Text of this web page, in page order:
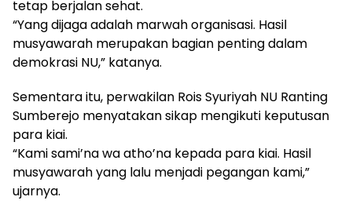
tetap berjalan sehat.
“Yang dijaga adalah marwah organisasi. Hasil
musyawarah merupakan bagian penting dalam
demokrasi NU,” katanya.
Sementara itu, perwakilan Rois Syuriyah NU Ranting
Sumberejo menyatakan sikap mengikuti keputusan
para kiai.
“Kami sami’na wa atho’na kepada para kiai. Hasil
musyawarah yang lalu menjadi pegangan kami,”
ujarnya.